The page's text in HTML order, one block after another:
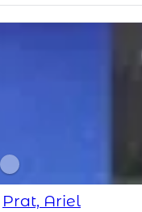
Prat, Ariel